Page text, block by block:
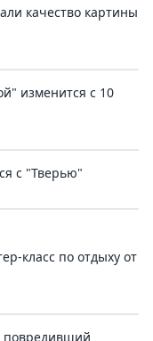
качество картины
изменится с 10
с "Тверью"
класс по отдыху от
повредивший